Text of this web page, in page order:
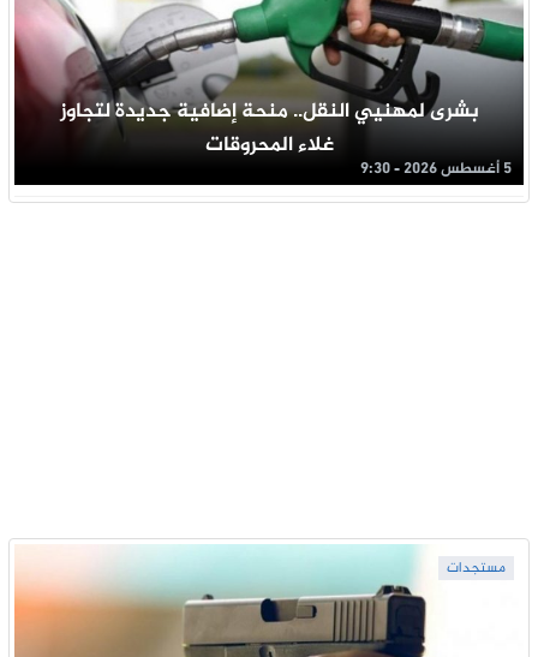
بشرى لمهنيي النقل.. منحة إضافية جديدة لتجاوز
غلاء المحروقات
5 أغسطس 2026 - 9:30
مستجدات